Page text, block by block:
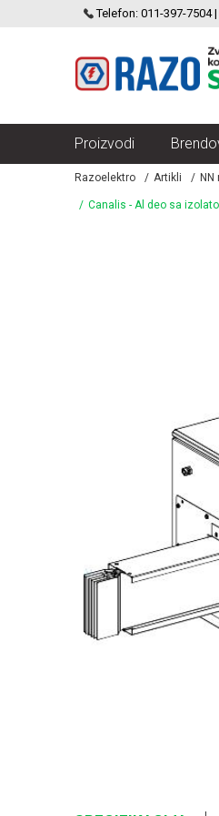
Telefon: 011-397-7504
ELECTRIC VELIKI IZBOR
Proizvodi
Razoelektro Artikli
Canalis - Al deo sa